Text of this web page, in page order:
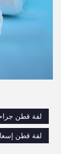
لفة قطن
لفة قطن